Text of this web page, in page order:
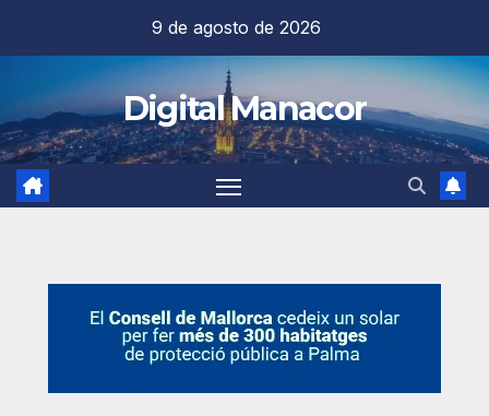
contenido
9 de agosto de 2026
Digital Manacor